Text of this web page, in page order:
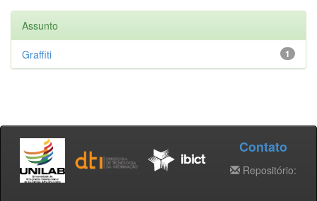
Assunto
1
Graffiti
Contato
Repositório: